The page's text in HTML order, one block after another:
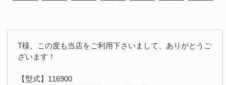
T様、この度も当店をご利用下さいまして、ありがとうご
ざいます！
【型式】116900